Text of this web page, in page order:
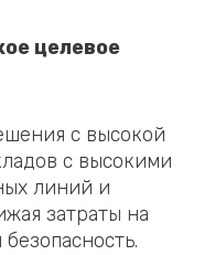
целевое
с высокой
с высокими
линий и
затраты на